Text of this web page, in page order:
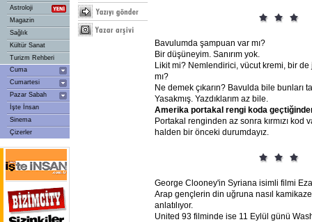
Astroloji
Magazin
Sağlık
Kültür Sanat
Turizm Rehberi
Cuma
Cumartesi
Pazar Sabah
İşte İnsan
Sinema
Çizerler
Bavulumda şampuan var mı?
Bir düşüneyim. Sanırım yok.
Likit mi? Nemlendirici, vücut kremi, bir de
mı?
Ne demek çıkarın? Bavulda bile bunları
Yasakmış. Yazdıklarım az bile.
Amerika portakal rengi koda
Portakal renginden az sonra kırmızı kod
halden bir önceki durumdayız.
George Clooney'in Syriana isimli filmi
Arap gençlerin din uğruna nasıl
anlatılıyor.
United 93 filminde ise 11 Eylül günü